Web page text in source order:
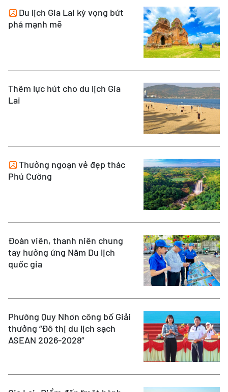
Du lịch Gia Lai kỳ vọng bứt
phá mạnh mẽ
Thêm lực hút cho du lịch Gia
Lai
Thưởng ngoạn vẻ đẹp thác
Phú Cường
Đoàn viên, thanh niên chung
tay hưởng ứng Năm Du lịch
quốc gia
Phường Quy Nhơn công bố Giải
thưởng “Đô thị du lịch sạch
ASEAN 2026-2028”